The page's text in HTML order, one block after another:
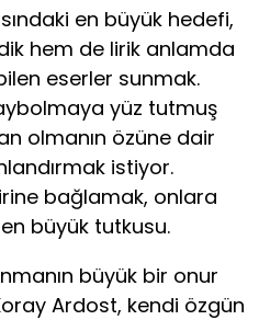
en büyük hedefi,
hem de lirik anlamda
eserler sunmak.
yüz tutmuş
olmanın özüne dair
istiyor.
bağlamak, onlara
büyük tutkusu.
büyük bir onur
Ardost, kendi özgün